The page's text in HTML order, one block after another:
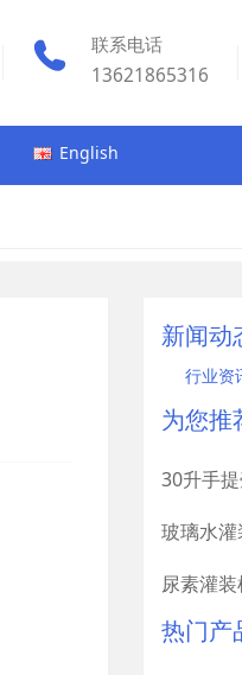
联系电话
13621865316
English
新闻动
行业资
为您推
30升手
玻璃水灌
尿素灌
热门产